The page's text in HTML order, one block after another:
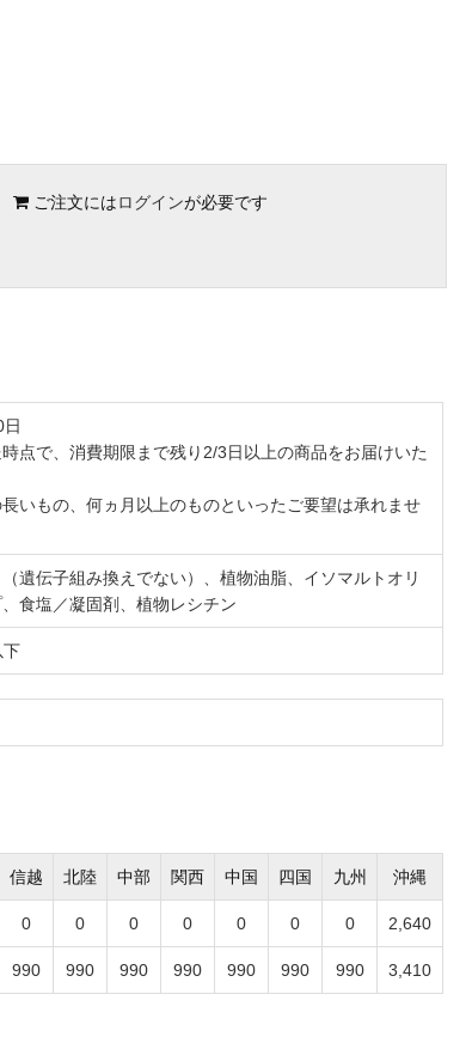
ご注文にはログインが必要です
点で、消費期限まで残り2/3日以上の商品をお届けいた
いもの、何ヵ月以上のものといったご要望は承れませ
遺伝子組み換えでない）、植物油脂、イソマルトオリ
食塩／凝固剤、植物レシチン
信越 北陸 中部 関西 中国 四国 九州 沖縄
0 0 0 0 0 0 0 2,640
990 990 990 990 990 990 990 3,410